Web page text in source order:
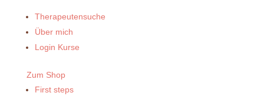
Therapeutensuche
Über mich
Login Kurse
Zum Shop
First steps